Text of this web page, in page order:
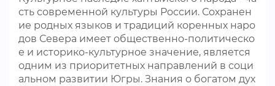
сть современной культуры России. Сохранен
ие родных языков и традиций коренных наро
дов Севера имеет общественно-политическо
е и историко-культурное значение, является
одним из приоритетных направлений в соци
альном развитии Югры. Знания о богатом дух